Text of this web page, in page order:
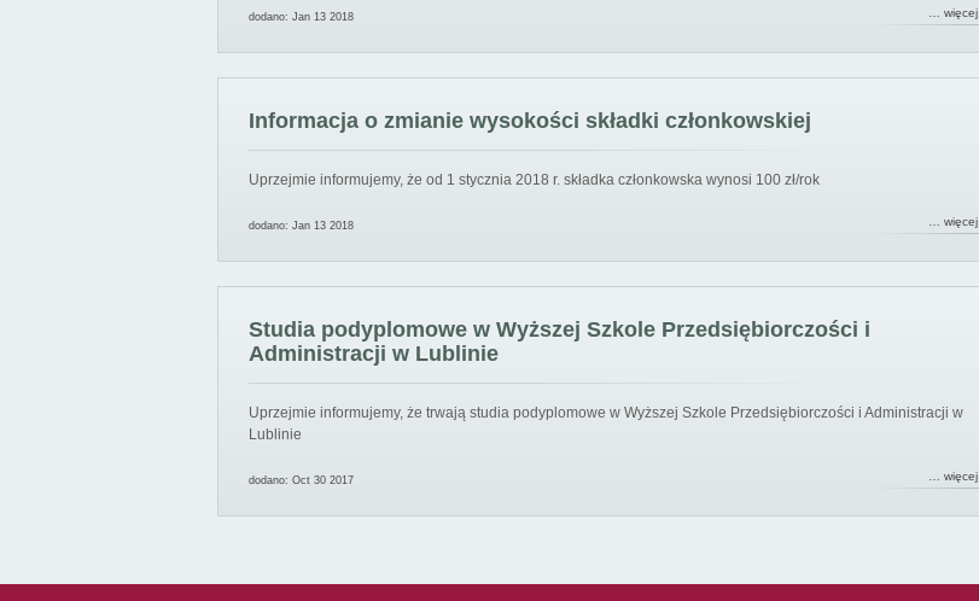
dodano: Jan 13 2018 … więcej
Informacja o zmianie wysokości składki członkowskiej
Uprzejmie informujemy, że od 1 stycznia 2018 r. składka członkowska wynosi 100 zł/rok
dodano: Jan 13 2018 … więcej
Studia podyplomowe w Wyższej Szkole Przedsiębiorczości i
Administracji w Lublinie
Uprzejmie informujemy, że trwają studia podyplomowe w Wyższej Szkole Przedsiębiorczości i Administracji w
Lublinie
dodano: Oct 30 2017 … więcej